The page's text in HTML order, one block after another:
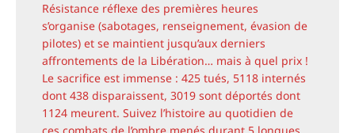
Résistance réflexe des premières heures
s’organise (sabotages, renseignement, évasion de
pilotes) et se maintient jusqu’aux derniers
affrontements de la Libération… mais à quel prix !
Le sacrifice est immense : 425 tués, 5118 internés
dont 438 disparaissent, 3019 sont déportés dont
1124 meurent. Suivez l’histoire au quotidien de